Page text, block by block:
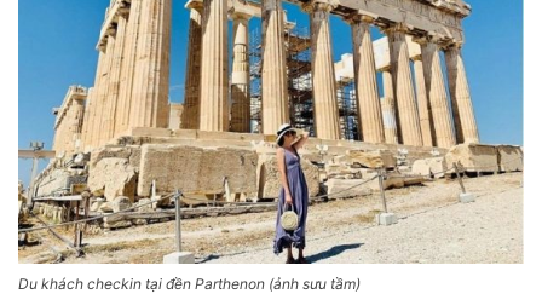
Du khách checkin tại đền Parthenon (ảnh sưu tầm)